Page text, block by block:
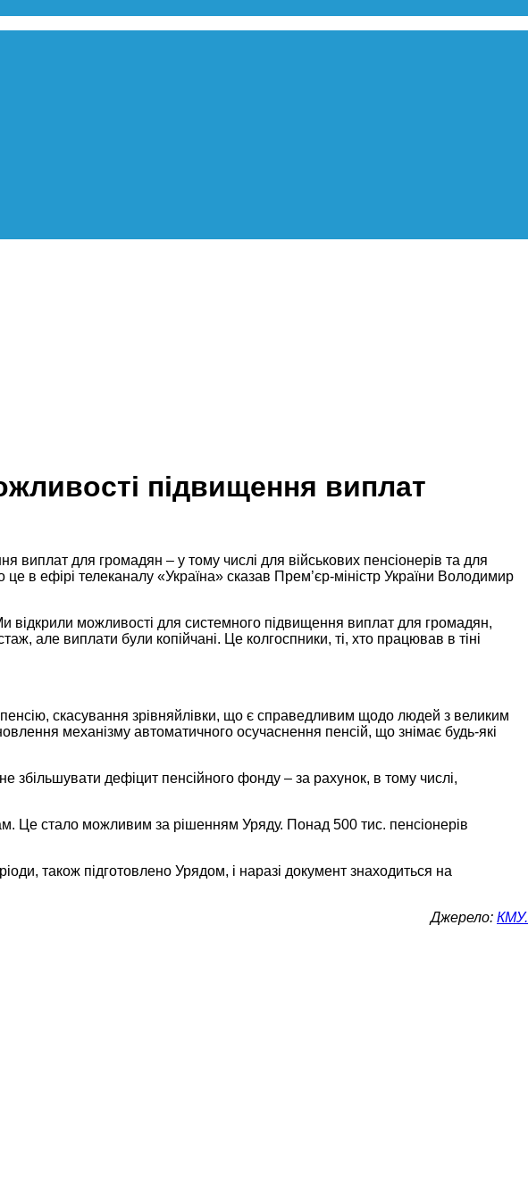
підвищення виплат
для громадян – у тому числі для військових пенсіонерів та для
в ефірі телеканалу «Україна» сказав Прем’єр-міністр України Володимир
можливості для системного підвищення виплат для громадян,
але виплати були копійчані. Це колгоспники, ті, хто працював в тіні
скасування зрівняйлівки, що є справедливим щодо людей з великим
механізму автоматичного осучаснення пенсій, що знімає будь-які
дефіцит пенсійного фонду – за рахунок, в тому числі,
Це стало можливим за рішенням Уряду. Понад 500 тис. пенсіонерів
також підготовлено Урядом, і наразі документ знаходиться на
Джерело: КМУ.